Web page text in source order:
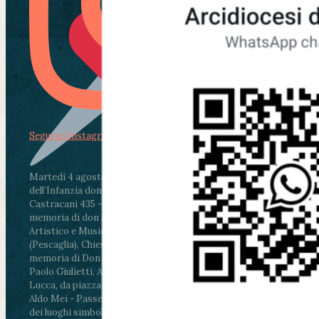
Martedì 4 agosto2026
ore 11:30 - Lucca, Scuola
dell’Infanzia don Aldo Mei - Viale Castruccio
Castracani 435 - Inaugurazione murales in
memoria di don Aldo Mei curato dal Liceo
Artistico e Musicale “Passaglia”
ore 18 - Fiano
(Pescaglia), Chiesa parrocchiale - Messa in
memoria di Don Aldo Mei celebrata da mons.
Paolo Giulietti, Arcivescovo di Lucca
ore 20.30 -
Lucca, da piazza San Michele al Cippo di don
Aldo Mei - Passeggiata della Memoria in alcuni
dei luoghi simbolo della città. Ritrovo alle ore
Segui su Instagram